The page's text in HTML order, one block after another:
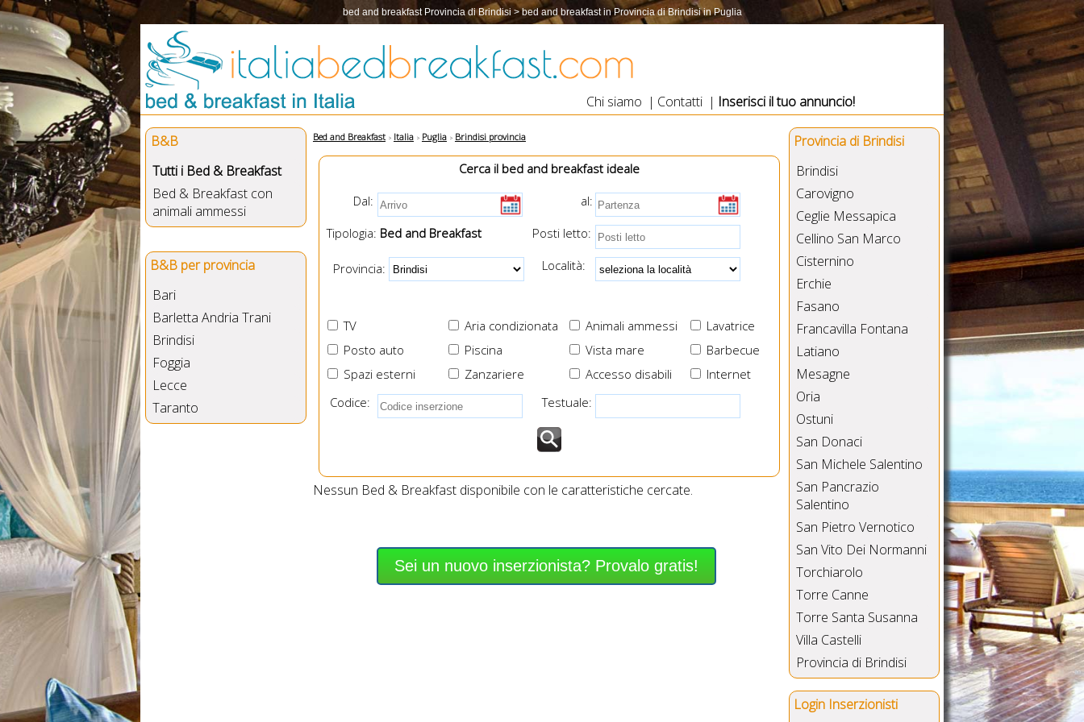
bed and breakfast Provincia di Brindisi > bed and breakfast in Provincia di Brindisi in Puglia
Chi siamo | Contatti | Inserisci il tuo annuncio!
B&B
Tutti i Bed & Breakfast
Bed & Breakfast con
animali ammessi
B&B per provincia
Bari
Barletta Andria Trani
Brindisi
Foggia
Lecce
Taranto
Bed and Breakfast Italia Puglia Brindisi provincia
Cerca il bed and breakfast ideale
Dal:
al:
Tipologia: Bed and Breakfast Posti letto:
Provincia: Località:
TV Aria condizionata Animali ammessi
Lavatrice
Posto auto
Piscina Vista mare
Barbecue
Spazi esterni
Zanzariere Internet
Accesso disabili
Codice:
Testuale:
Nessun Bed & Breakfast disponibile con le caratteristiche cercate.
Sei un nuovo inserzionista? Provalo gratis!
Provincia di Brindisi
Brindisi
Carovigno
Ceglie Messapica
Cellino San Marco
Cisternino
Erchie
Fasano
Francavilla Fontana
Latiano
Mesagne
Oria
Ostuni
San Donaci
San Michele Salentino
San Pancrazio
Salentino
San Pietro Vernotico
San Vito Dei Normanni
Torchiarolo
Torre Canne
Torre Santa Susanna
Villa Castelli
Provincia di Brindisi
Login Inserzionisti